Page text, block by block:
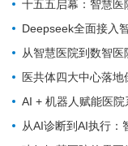
十五五启幕：智慧医院高质量发展新征程
Deepseek全面接入
从智慧医院到数智
医共体四大中心落地
AI + 机器人赋能医院系统 | 三
从AI诊断到AI执行：